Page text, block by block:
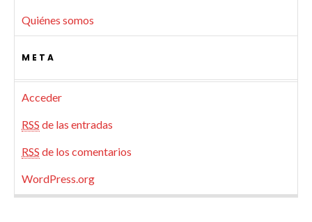
Quiénes somos
META
Acceder
RSS de las entradas
RSS de los comentarios
WordPress.org